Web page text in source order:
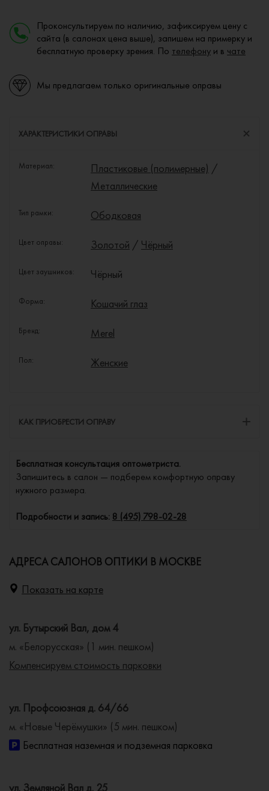
Проконсультируем по наличию, зафиксируем цену с
сайта (в салонах цена выше), запишем на примерку и
бесплатную проверку зрения. По телефону и в чате
Мы предлагаем только оригинальные оправы
ХАРАКТЕРИСТИКИ ОПРАВЫ
Материал: Пластиковые (полимерные) /
Металлические
Тип рамки: Ободковая
Цвет оправы: Золотой / Чёрный
Цвет заушников: Чёрный
Форма: Кошачий глаз
Бренд: Merel
Пол: Женские
КАК ПРИОБРЕСТИ ОПРАВУ
Бесплатная консультация оптометриста.
Запишитесь в салон — подберем комфортную оправу
нужного размера.
Подробности и запись: 8 (495) 798-02-28
АДРЕСА САЛОНОВ ОПТИКИ В МОСКВЕ
Показать на карте
ул. Бутырский Вал, дом 4
м. «Белорусская» (1 мин. пешком)
Компенсируем стоимость парковки
ул. Профсоюзная д. 64/66
м. «Новые Черёмушки» (5 мин. пешком)
Бесплатная наземная и подземная парковка
ул. Земляной Вал д. 25